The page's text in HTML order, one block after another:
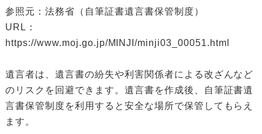
参照元：法務省（自筆証書遺言書保管制度）
URL：
https://www.moj.go.jp/MINJI/minji03_00051.html
遺言者は、遺言書の紛失や利害関係者による改ざんなど
のリスクを回避できます。遺言書を作成後、自筆証書遺
言書保管制度を利用すると安全な場所で保管してもらえ
ます。